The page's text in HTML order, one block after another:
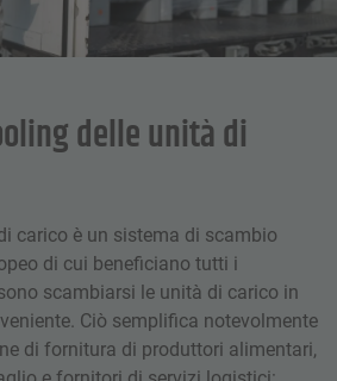
delle unità di
carico è un sistema di scambio
di cui beneficiano tutti i
scambiarsi le unità di carico in
Ciò semplifica notevolmente
di fornitura di produttori alimentari,